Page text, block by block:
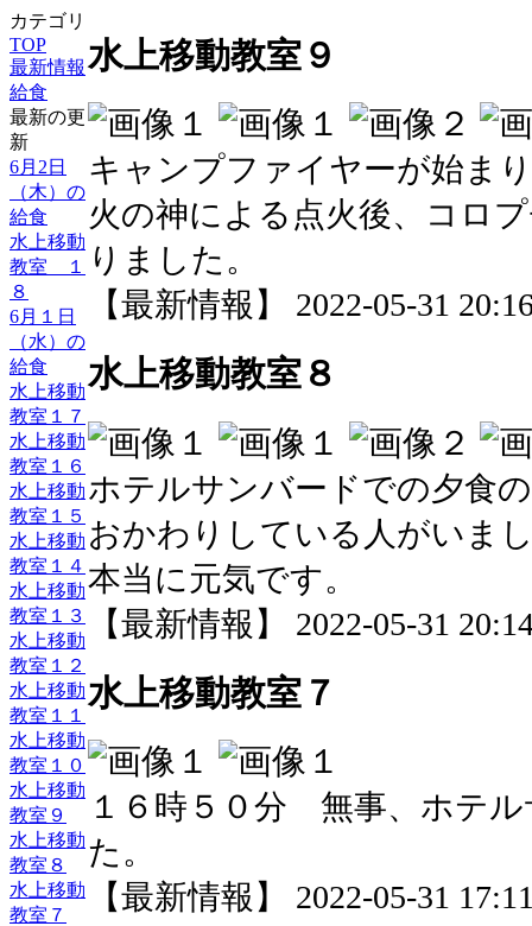
カテゴリ
TOP
最新情報
給食
最新の更
新
6月2日
（木）の
給食
水上移動
教室 １
８
6月１日
（水）の
給食
水上移動
教室１７
水上移動
教室１６
水上移動
教室１５
水上移動
教室１４
水上移動
教室１３
水上移動
教室１２
水上移動
教室１１
水上移動
教室１０
水上移動
教室９
水上移動
教室８
水上移動
教室７
水上移動教室９
キャンプファイヤーが始ま
火の神による点火後、コロ
りました。
【最新情報】 2022-05-31
水上移動教室８
ホテルサンバードでの夕食
おかわりしている人がいま
本当に元気です。
【最新情報】 2022-05-31
水上移動教室７
１６時５０分 無事、ホテ
た。
【最新情報】 2022-05-31